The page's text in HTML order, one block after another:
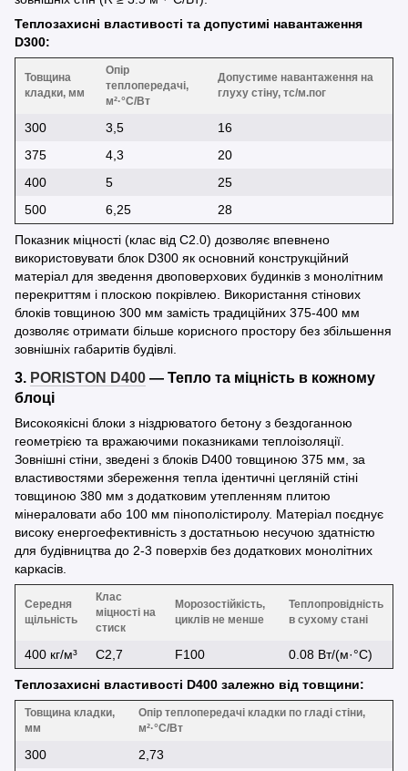
Теплозахисні властивості та допустимі навантаження
D300:
Товщина
кладки, мм
Опір
теплопередачі,
м²·°С/Вт
Допустиме навантаження на
глуху стіну, тс/м.пог
300 3,5
16
375
4,3
20
400
5
25
500
6,25 28
Показник міцності (клас від С2.0) дозволяє впевнено
використовувати блок D300 як основний конструкційний
матеріал для зведення двоповерхових будинків з монолітним
перекриттям і плоскою покрівлею. Використання стінових
блоків товщиною 300 мм замість традиційних 375-400 мм
дозволяє отримати більше корисного простору без збільшення
зовнішніх габаритів будівлі.
3. PORISTON D400 — Тепло та міцність в кожному
блоці
Високоякісні блоки з ніздрюватого бетону з бездоганною
геометрією та вражаючими показниками теплоізоляції.
Зовнішні стіни, зведені з блоків D400 товщиною 375 мм, за
властивостями збереження тепла ідентичні цегляній стіні
товщиною 380 мм з додатковим утепленням плитою
мінераловати або 100 мм пінополістиролу. Матеріал поєднує
високу енергоефективність з достатньою несучою здатністю
для будівництва до 2-3 поверхів без додаткових монолітних
каркасів.
Середня
щільність
Клас
міцності на
стиск
Морозостійкість,
циклів не менше
Теплопровідність
в сухому стані
400 кг/м³ C2,7 F100 0.08 Вт/(м·°С)
Теплозахисні властивості D400 залежно від товщини:
Товщина кладки,
мм
Опір теплопередачі кладки по гладі стіни,
м²·°С/Вт
300
2,73